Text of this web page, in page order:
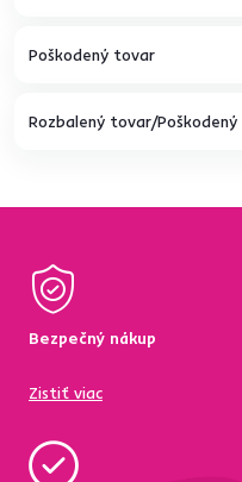
Poškodený tovar
Rozbalený tovar/
Bezpečný nákup
Zistiť viac